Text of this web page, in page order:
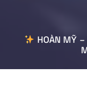
HOÀN MỸ